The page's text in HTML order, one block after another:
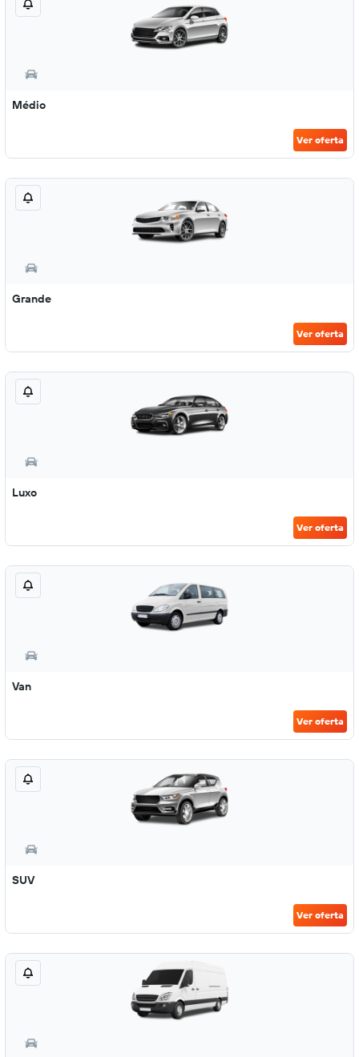
Médio
Ver oferta
Grande
Ver oferta
Luxo
Ver oferta
Van
Ver oferta
SUV
Ver oferta